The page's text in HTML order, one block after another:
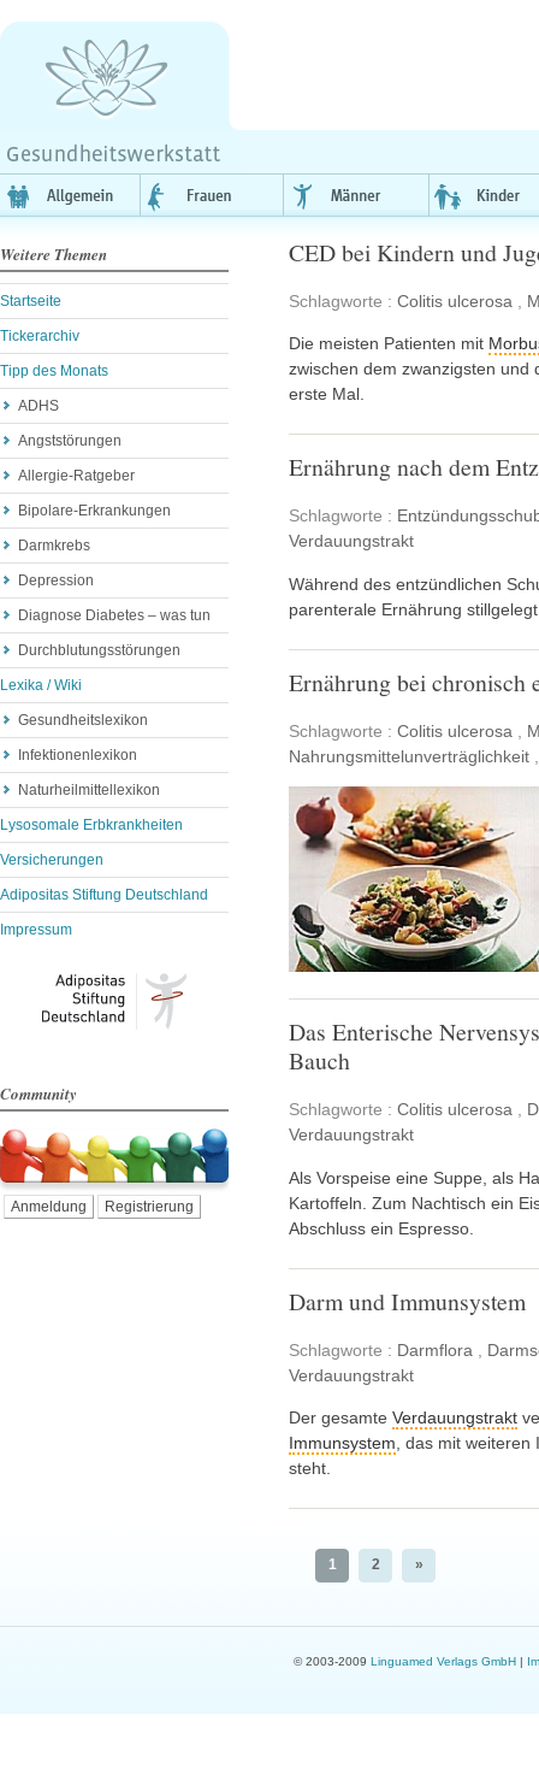
Weitere Themen
Startseite
Tickerarchiv
Tipp des Monats
ADHS
Angststörungen
Allergie-Ratgeber
Bipolare-Erkrankungen
Darmkrebs
Depression
Diagnose Diabetes – was tun
Durchblutungsstörungen
Lexika / Wiki
Gesundheitslexikon
Infektionenlexikon
Naturheilmittellexikon
Lysosomale Erbkrankheiten
Versicherungen
Adipositas Stiftung Deutschland
Impressum
Community
Anmeldung Registrierung
CED bei Kindern und
Schlagworte : Colitis ulcerosa
Die meisten Patienten mit
zwischen dem zwanzigsten und
erste Mal.
Ernährung nach dem
Schlagworte :
Verdauungstrakt
Während des entzündlichen
parenterale Ernährung
Ernährung bei chronisch
Schlagworte : Colitis ulcerosa
Nahrungsmittelunverträglichkeit
Das Enterische
Bauch
Schlagworte : Colitis ulcerosa
Verdauungstrakt
Als Vorspeise eine Suppe, als
Kartoffeln. Zum Nachtisch ein
Abschluss ein Espresso.
Darm und Immunsystem
Schlagworte : Darmflora
Verdauungstrakt
Der gesamte Verdauungstrakt
Immunsystem , das mit
steht.
1 2 »
© 2003-2009 Linguamed Verlags GmbH